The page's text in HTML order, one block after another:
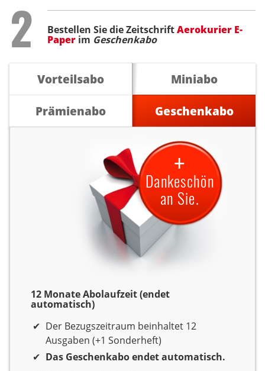
Step
2 Bestellen Sie die ZeitschriftAerokurier E-
Paper im Geschenkabo
Vorteilsabo
Miniabo
Prämienabo
Geschenkabo
12 Monate Abolaufzeit (endet
automatisch)
Der Bezugszeitraum beinhaltet 12
Ausgaben (+1 Sonderheft)
Das Geschenkabo endet automatisch.
+
Dankeschön
an Sie.